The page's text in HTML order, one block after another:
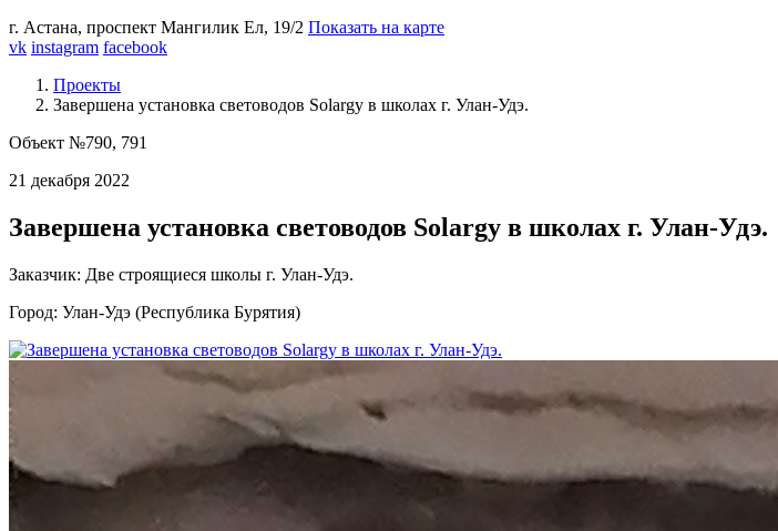
г. Астана, проспект Мангилик Ел, 19/2 Показать на карте
vk instagram facebook
Проекты
Завершена установка световодов Solargy в школах г. Улан-Удэ.
Объект №790, 791
21 декабря 2022
Завершена установка световодов Solargy в школах г. Улан-Удэ.
Заказчик: Две строящиеся школы г. Улан-Удэ.
Город: Улан-Удэ (Республика Бурятия)